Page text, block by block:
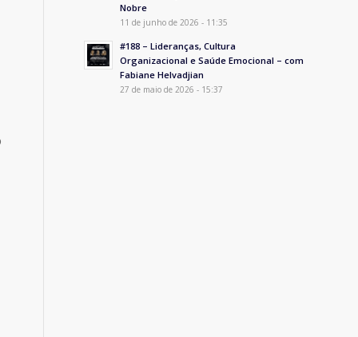
Nobre
11 de junho de 2026 - 11:35
#188 – Lideranças, Cultura
Organizacional e Saúde Emocional – com
Fabiane Helvadjian
27 de maio de 2026 - 15:37